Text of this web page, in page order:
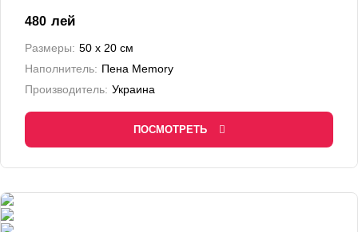
480 лей
Размеры: 50 x 20 см
Наполнитель: Пена Memory
Производитель: Украина
ПОСМОТРЕТЬ